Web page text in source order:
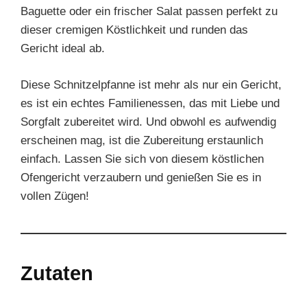
Baguette oder ein frischer Salat passen perfekt zu
dieser cremigen Köstlichkeit und runden das
Gericht ideal ab.
Diese Schnitzelpfanne ist mehr als nur ein Gericht,
es ist ein echtes Familienessen, das mit Liebe und
Sorgfalt zubereitet wird. Und obwohl es aufwendig
erscheinen mag, ist die Zubereitung erstaunlich
einfach. Lassen Sie sich von diesem köstlichen
Ofengericht verzaubern und genießen Sie es in
vollen Zügen!
Zutaten